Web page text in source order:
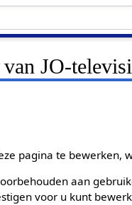
JO-
pagina te bewerken,
aan
voor u kunt